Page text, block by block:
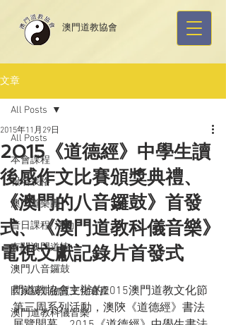
​澳門道教協會
文章
All Posts
本會課程
報名表格
澳門道樂團
昔日課程/活動
有關澳門道協
澳門八音鑼鼓
國家級非物質文化遺產
澳門道教科儀音樂
All Posts
2015《道德經》中學生讀
後感作文比賽頒獎典禮、
《澳門的八音鑼鼓》首發
式、《澳門道教科儀音樂》
電視文獻記錄片首發式
2015年11月29日
門道教協會主辦的2015澳門道教文化節
第三周系列活動，澳陝《道德經》書法